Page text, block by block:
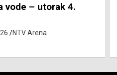
el. energije – utorak
NTV Arena